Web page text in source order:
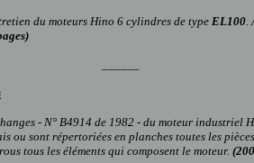
du moteurs Hino 6 cylindres de type EL100.
- N° B4914 de 1982 - du moteur industriel
ou sont répertoriées en planches toutes les
tous les éléments qui composent le moteur. (